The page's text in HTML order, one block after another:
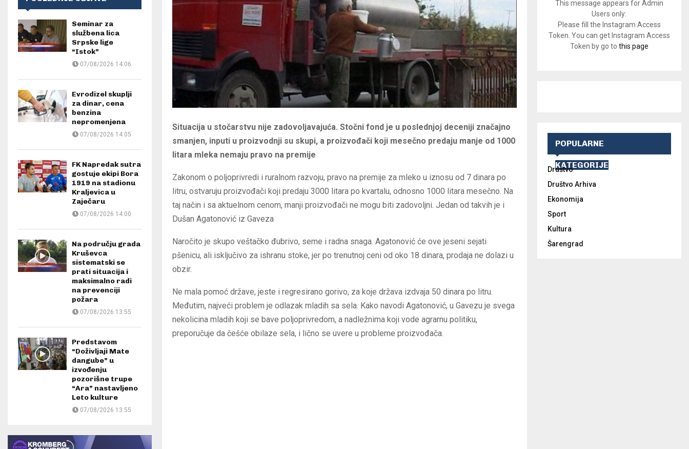
Situacija u stočarstvu nije zadovoljavajuća. Stočni fond je u poslednjoj deceniji značajno
smanjen, inputi u proizvodnji su skupi, a proizvođači koji mesečno predaju manje od 1000
litara mleka nemaju pravo na premije
Zakonom o poljoprivredi i ruralnom razvoju, pravo na premije za mleko u iznosu od 7 dinara po
litru, ostvaruju proizvođači koji predaju 3000 litara po kvartalu, odnosno 1000 litara mesečno. Na
taj način i sa aktuelnom cenom, manji proizvođači ne mogu biti zadovoljni. Jedan od takvih je i
Dušan Agatonović iz Gaveza
Naročito je skupo veštačko đubrivo, seme i radna snaga. Agatonović će ove jeseni sejati
pšenicu, ali isključivo za ishranu stoke, jer po trenutnoj ceni od oko 18 dinara, prodaja ne dolazi u
obzir.
Ne mala pomoć države, jeste i regresirano gorivo, za koje država izdvaja 50 dinara po litru.
Međutim, najveći problem je odlazak mladih sa sela. Kako navodi Agatonović, u Gavezu je svega
nekolicina mladih koji se bave poljoprivredom, a nadležnima koji vode agrarnu politiku,
preporučuje da češće obilaze sela, i lično se uvere u probleme proizvođača.
Seminar za
službena lica
Srpske lige
“Istok”
07/08/2026 14:06
Evrodizel skuplji
za dinar, cena
benzina
nepromenjena
07/08/2026 14:05
FK Napredak sutra
gostuje ekipi Bora
1919 na stadionu
Kraljevica u
Zaječaru
07/08/2026 14:00
Na području grada
Kruševca
sistematski se
prati situacija i
maksimalno radi
na prevenciji
požara
07/08/2026 13:55
Predstavom
“Doživljaji Mate
dangube” u
izvođenju
pozorišne trupe
“Ara” nastavljeno
Leto kulture
07/08/2026 13:55
This message appears for Admin
Users only:
Please fill the Instagram Access
Token. You can get Instagram Access
Token by go to this page
POPULARNE
KATEGORIJE
Društvo
Društvo Arhiva
Ekonomija
Sport
Kultura
Šarengrad